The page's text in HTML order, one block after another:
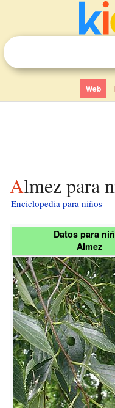
Web
Almez para
Enciclopedia para niños
Datos para
Almez